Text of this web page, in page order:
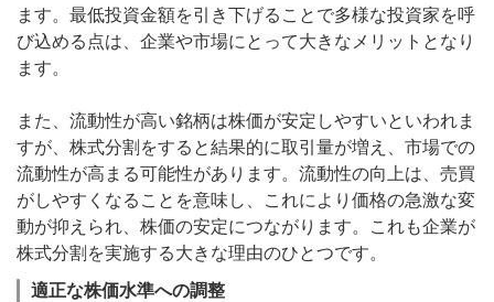
ます。最低投資金額を引き下げることで多様な投資家を呼
び込める点は、企業や市場にとって大きなメリットとなり
ます。
また、流動性が高い銘柄は株価が安定しやすいといわれま
すが、株式分割をすると結果的に取引量が増え、市場での
流動性が高まる可能性があります。流動性の向上は、売買
がしやすくなることを意味し、これにより価格の急激な変
動が抑えられ、株価の安定につながります。これも企業が
株式分割を実施する大きな理由のひとつです。
適正な株価水準への調整